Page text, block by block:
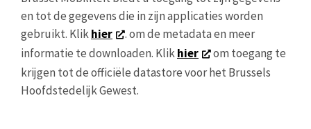
en tot de gegevens die in zijn applicaties worden
gebruikt. Klikhier
. om de metadata en meer
informatie te downloaden. Klikhier
om toegang te
krijgen tot de officiële datastore voor het Brussels
Hoofdstedelijk Gewest.